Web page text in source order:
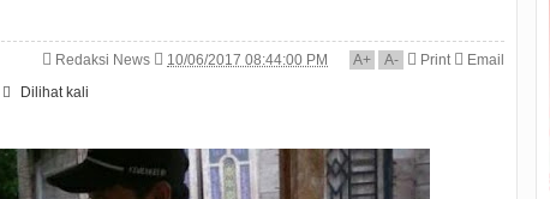
Redaksi News 10/06/2017 08:44:00 PM A+ A- Print
Email
Dilihat kali